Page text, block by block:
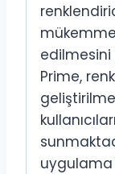
edilmesini
Prime,
uygulama